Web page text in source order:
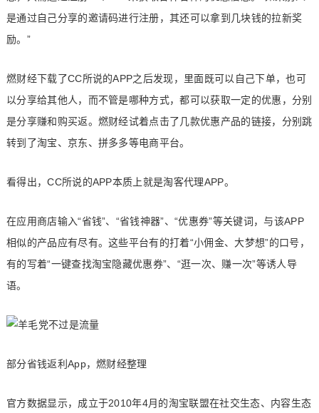
是通过自己分享的邀请码进行注册，其还可以拿到几块钱的拉新奖
励。”
燃财经下载了CC所说的APP之后发现，里面既可以自己下单，也可
以分享给其他人，而不管是哪种方式，都可以获取一定的优惠，分别
是分享赚和购买返。燃财经试着点击了几款优惠产品的链接，分别跳
转到了淘宝、京东、拼多多等电商平台。
看得出，CC所说的APP本质上就是淘客代理APP。
在应用商店输入“省钱”、“省钱神器”、“优惠券”等关键词，与该APP
相似的产品应有尽有。这些平台有的打着“小佣金、大梦想”的口号，
有的写着“一键查找淘宝隐藏优惠券”、“逛一次、赚一次”等诱人导
语。
部分省钱返利App，燃财经整理
官方数据显示，成立于2010年4月的淘宝联盟在社交生态、内容生态